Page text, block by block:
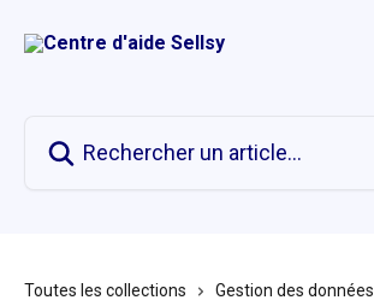
Toutes les collections
Gestion des données